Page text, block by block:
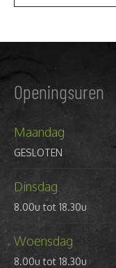
Openingsuren
Maandag
GESLOTEN
Dinsdag
8.00u tot 18.30u
Woensdag
8.00u tot 18.30u